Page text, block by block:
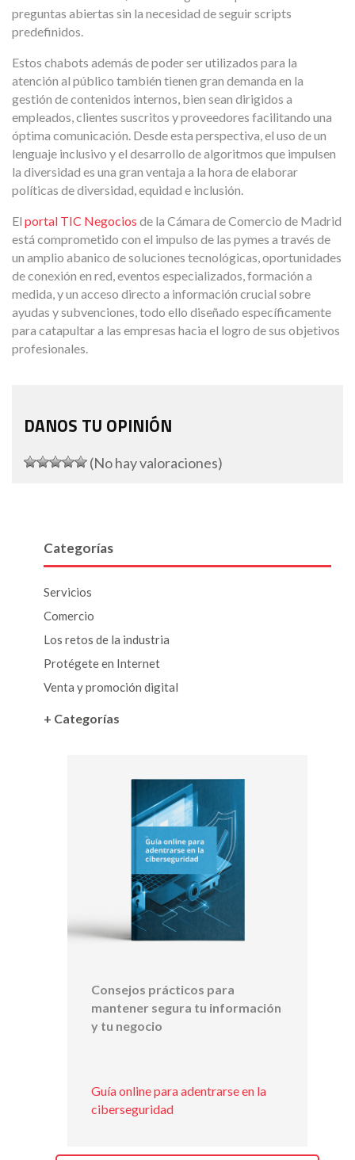
preguntas abiertas sin la necesidad de seguir scripts
predefinidos.
Estos chabots además de poder ser utilizados para la
atención al público también tienen gran demanda en la
gestión de contenidos internos, bien sean dirigidos a
empleados, clientes suscritos y proveedores facilitando una
óptima comunicación. Desde esta perspectiva, el uso de un
lenguaje inclusivo y el desarrollo de algoritmos que impulsen
la diversidad es una gran ventaja a la hora de elaborar
políticas de diversidad, equidad e inclusión.
El portal TIC Negocios de la Cámara de Comercio de Madrid
está comprometido con el impulso de las pymes a través de
un amplio abanico de soluciones tecnológicas, oportunidades
de conexión en red, eventos especializados, formación a
medida, y un acceso directo a información crucial sobre
ayudas y subvenciones, todo ello diseñado específicamente
para catapultar a las empresas hacia el logro de sus objetivos
profesionales.
DANOS TU OPINIÓN
(No hay valoraciones)
Categorías
Servicios
Comercio
Los retos de la industria
Protégete en Internet
Venta y promoción digital
+ Categorías
Consejos prácticos para
mantener segura tu información
y tu negocio
Guía online para adentrarse en la
ciberseguridad